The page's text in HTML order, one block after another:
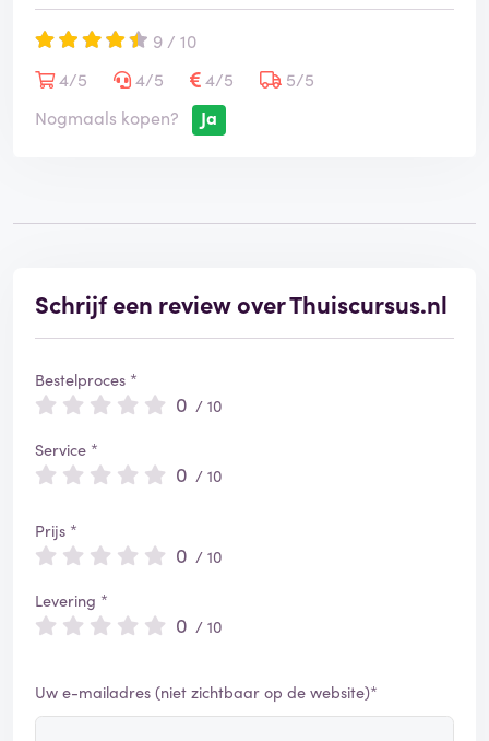
e
v
e
d
9 / 10
4/5
4/5 4/5
5/5
Nogmaals kopen?
Ja
Schrijf een review over Thuiscursus.nl
Bestelproces *
0 / 10
Service *
0 / 10
Prijs *
0 / 10
Levering *
0 / 10
Uw e-mailadres (niet zichtbaar op de website)*